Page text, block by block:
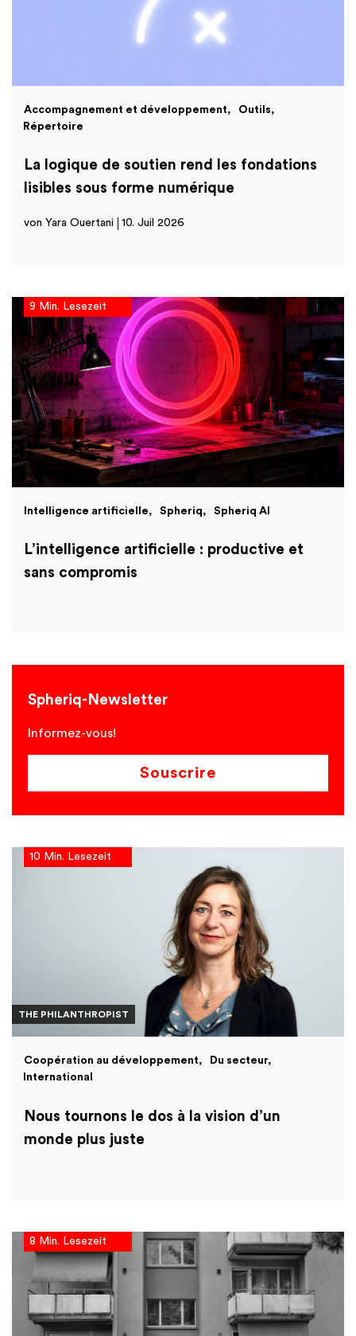
Accompagnement et développement
Outils
Répertoire
La logique de soutien rend les fondations
lisibles sous forme numérique
von Yara Ouertani 10. Juil 2026
9 Min. Lesezeit
Intelligence artificielle Spheriq Spheriq AI
L’intelligence artificielle : productive et
sans compromis
Spheriq-Newsletter
Informez-vous!
Souscrire
THE PHILANTHROPIST
10 Min. Lesezeit
Coopération au développement
Du secteur
International
Nous tournons le dos à la vision d’un
monde plus juste
8 Min. Lesezeit